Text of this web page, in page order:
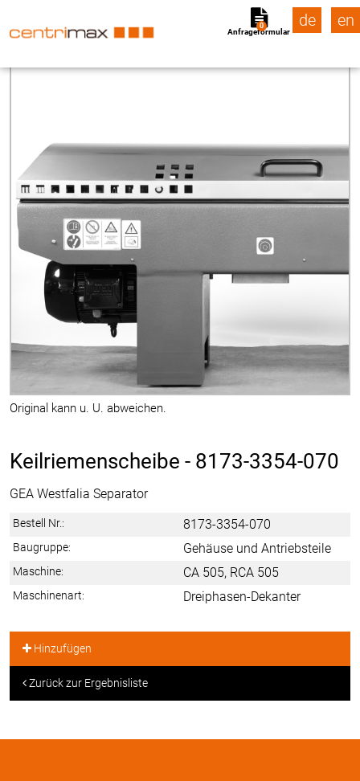
Anfrageformular
0 de en
Original kann u. U. abweichen.
Keilriemenscheibe - 8173-3354-070
GEA Westfalia Separator
Bestell Nr.: 8173-3354-070
Baugruppe: Gehäuse und Antriebsteile
Maschine: CA 505, RCA 505
Maschinenart: Dreiphasen-Dekanter
Hinzufügen
Zurück zur Ergebnisliste